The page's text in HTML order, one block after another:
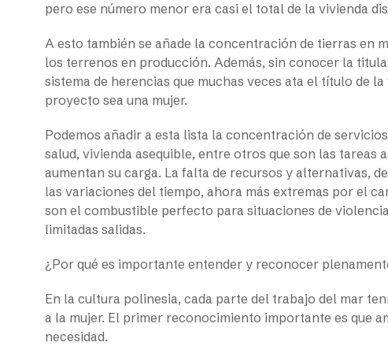
pero ese número menor era casi el total de la vivienda
A esto también se añade la concentración de tierras en
los terrenos en producción. Además, sin conocer la
sistema de herencias que muchas veces ata el título de
proyecto sea una mujer.
Podemos añadir a esta lista la concentración de
salud, vivienda asequible, entre otros que son las tareas
aumentan su carga. La falta de recursos y alternativas,
las variaciones del tiempo, ahora más extremas por el
son el combustible perfecto para situaciones de
limitadas salidas.
¿Por qué es importante entender y reconocer
En la cultura polinesia, cada parte del trabajo del mar
a la mujer. El primer reconocimiento importante es que
necesidad.